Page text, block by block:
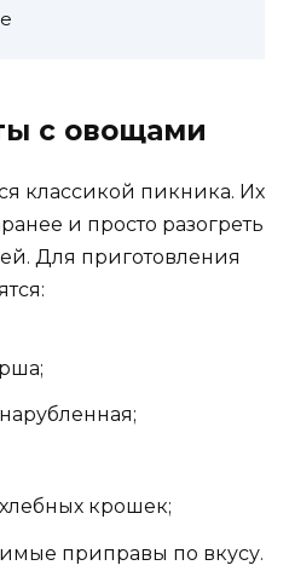
с овощами
классикой пикника. Их
и просто разогреть
Для приготовления
крошек;
приправы по вкусу.